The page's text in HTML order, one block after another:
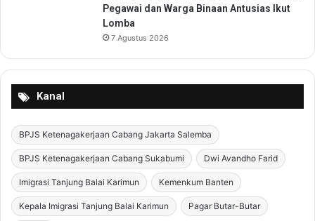
Pegawai dan Warga Binaan Antusias Ikut
Lomba
7 Agustus 2026
Kanal
BPJS Ketenagakerjaan Cabang Jakarta Salemba
BPJS Ketenagakerjaan Cabang Sukabumi Dwi Avandho Farid
Imigrasi Tanjung Balai Karimun Kemenkum Banten
Kepala Imigrasi Tanjung Balai Karimun Pagar Butar-Butar